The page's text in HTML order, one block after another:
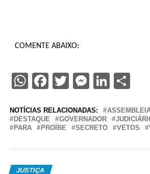
COMENTE ABAIXO:
WhatsApp
Facebook
Twitter
NOTÍCIAS RELACIONADAS:
DESTAQUE
GOVERNADOR
PARA
PROÍBE SECRETO VETOS
JUSTIÇA